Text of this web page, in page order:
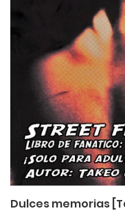
Dulces memorias